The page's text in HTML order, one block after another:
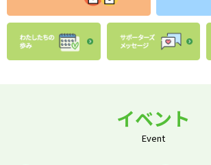
イベント
Event